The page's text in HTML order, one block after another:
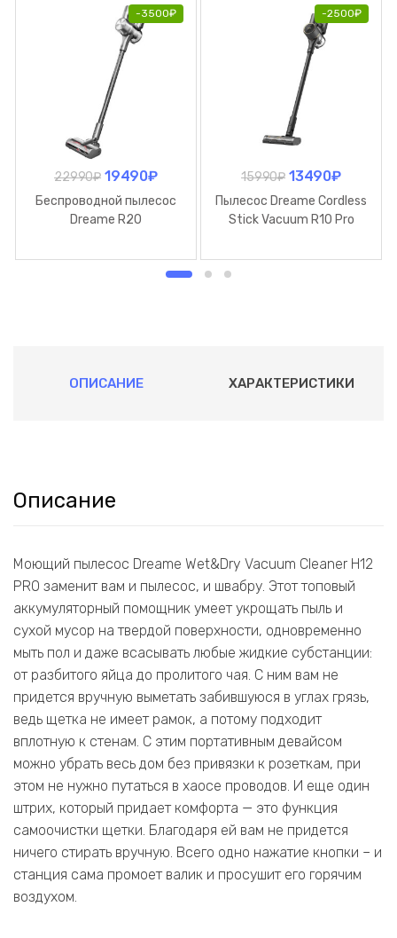
-3500₽
22990₽ 19490₽
Беспроводной пылесос
Dreame R20
-2500₽
15990₽ 13490₽
Пылесос Dreame Cordless
Stick Vacuum R10 Pro
ОПИСАНИЕ ХАРАКТЕРИСТИКИ
Описание
Моющий пылесос Dreame Wet&Dry Vacuum Cleaner H12
PRO заменит вам и пылесос, и швабру. Этот топовый
аккумуляторный помощник умеет укрощать пыль и
сухой мусор на твердой поверхности, одновременно
мыть пол и даже всасывать любые жидкие субстанции:
от разбитого яйца до пролитого чая. С ним вам не
придется вручную выметать забившуюся в углах грязь,
ведь щетка не имеет рамок, а потому подходит
вплотную к стенам. C этим портативным девайсом
можно убрать весь дом без привязки к розеткам, при
этом не нужно путаться в хаосе проводов. И еще один
штрих, который придает комфорта — это функция
самоочистки щетки. Благодаря ей вам не придется
ничего стирать вручную. Всего одно нажатие кнопки – и
станция сама промоет валик и просушит его горячим
воздухом.